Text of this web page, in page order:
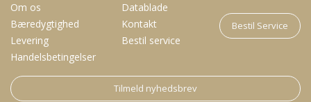
Om os
Bæredygtighed
Levering
Handelsbetingelser
Datablade
Kontakt
Bestil service
Bestil Service
Tilmeld nyhedsbrev